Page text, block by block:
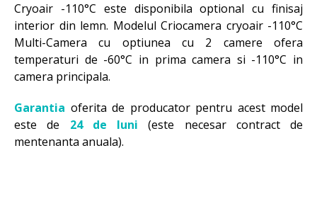
Cryoair -110°C este disponibila optional cu finisaj
interior din lemn. Modelul Criocamera cryoair -110°C
Multi-Camera cu optiunea cu 2 camere ofera
temperaturi de -60°C in prima camera si -110°C in
camera principala.
Garantia oferita de producator pentru acest model
este de 24 de luni (este necesar contract de
mentenanta anuala).